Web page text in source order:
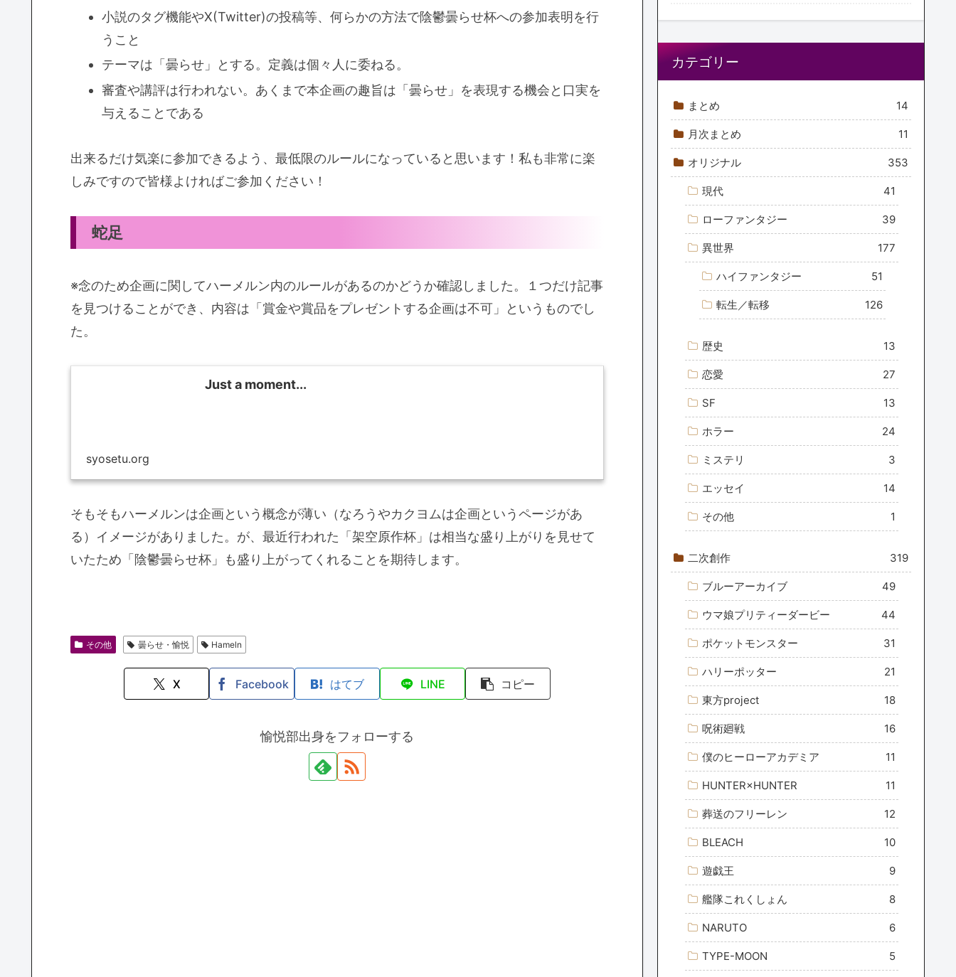
小説のタグ機能やX(Twitter)の投稿等、何らかの方法で陰鬱曇らせ杯への参加表明を行
うこと
テーマは「曇らせ」とする。定義は個々人に委ねる。
審査や講評は行われない。あくまで本企画の趣旨は「曇らせ」を表現する機会と口実を
与えることである
出来るだけ気楽に参加できるよう、最低限のルールになっていると思います！私も非常に楽
しみですので皆様よければご参加ください！
蛇足
※念のため企画に関してハーメルン内のルールがあるのかどうか確認しました。１つだけ記事
を見つけることができ、内容は「賞金や賞品をプレゼントする企画は不可」というものでし
た。
Just a moment...
syosetu.org
そもそもハーメルンは企画という概念が薄い（なろうやカクヨムは企画というページがあ
る）イメージがありました。が、最近行われた「架空原作杯」は相当な盛り上がりを見せて
いたため「陰鬱曇らせ杯」も盛り上がってくれることを期待します。
その他 曇らせ・愉悦 Hameln
X Facebook はてブ LINE コピー
愉悦部出身をフォローする
カテゴリー
まとめ 14
月次まとめ 11
オリジナル 353
現代 41
ローファンタジー 39
異世界 177
ハイファンタジー 51
転生／転移 126
歴史 13
恋愛 27
SF 13
ホラー 24
ミステリ 3
エッセイ 14
その他 1
二次創作 319
ブルーアーカイブ 49
ウマ娘プリティーダービー 44
ポケットモンスター 31
ハリーポッター 21
東方project 18
呪術廻戦 16
僕のヒーローアカデミア 11
HUNTER×HUNTER 11
葬送のフリーレン 12
BLEACH 10
遊戯王 9
艦隊これくしょん 8
NARUTO 6
TYPE-MOON 5